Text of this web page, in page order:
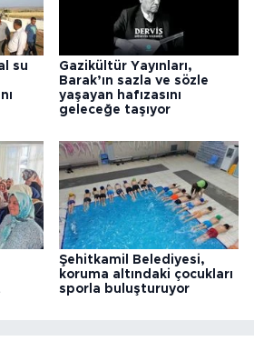
su
Gazikültür Yayınları,
Barak’ın sazla ve sözle
yaşayan hafızasını
geleceğe taşıyor
Şehitkamil Belediyesi,
koruma altındaki çocukları
sporla buluşturuyor